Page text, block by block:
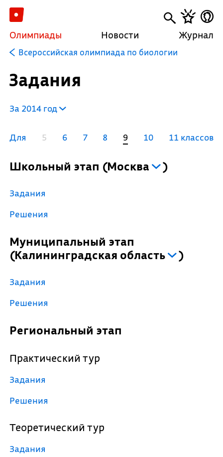
Олимпиады Новости Журнал
Всероссийская олимпиада по биологии
Задания
За 2014 год
Для 5 6 7 8 9 10 11 классов
Школьный этап (Москва )
Задания
Решения
Муниципальный этап
(Калининградская область )
Задания
Решения
Региональный этап
Практический тур
Задания
Решения
Теоретический тур
Задания